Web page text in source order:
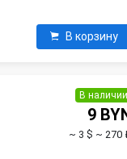
В корзину
В наличии
9
~ 3 $ ~ 270